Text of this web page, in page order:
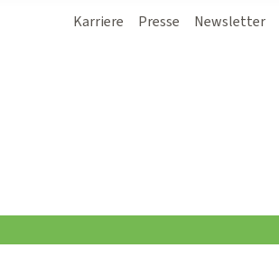
Karriere Presse Newsletter